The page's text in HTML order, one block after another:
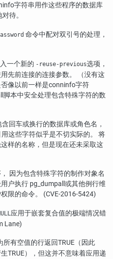
字符串用作这些程序的数据库
待。
命令中配对双引号的处理，
一个新的 -reuse-previous选项，
先前连接的连接参数。 （没有这
像以前一样是conninfo字符
脚本中安全处理包含特殊字符的数
回车或换行的数据库或角色名，
这些字符似乎是不切实际的。 将
样的名称，但是现在还未采取这
因为包含特殊字符的制作对象名
户执行 pg_dumpall 或其他例行维
限的命令。 (CVE-2016-5424)
应用于嵌套复合值的极端情况错
Lane)
所有空值的行返回TRUE（因此
TRUE），但这并不意味着应用递